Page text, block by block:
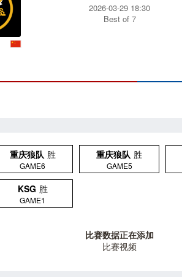
2026-03-29 18:30
Best of 7
重庆狼队 胜
GAME6
重庆狼队 胜
GAME5
KSG 胜
GAME1
比赛数据正在添加
比赛视频